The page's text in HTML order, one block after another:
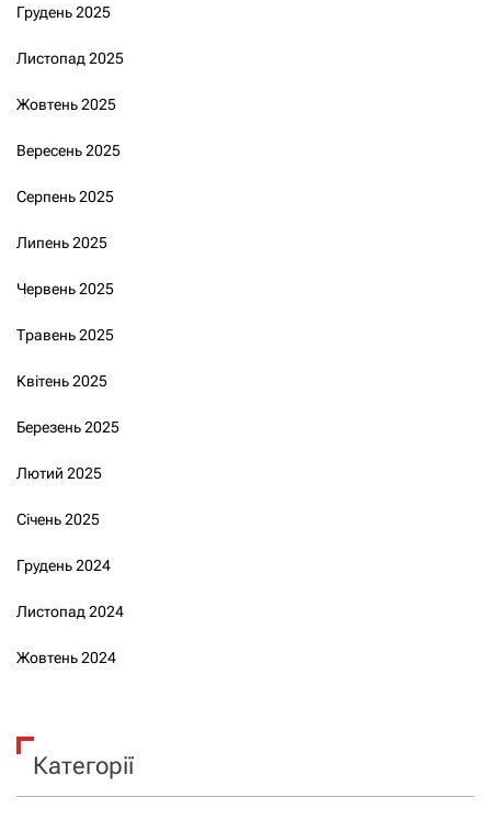
Грудень 2025
Листопад 2025
Жовтень 2025
Вересень 2025
Серпень 2025
Липень 2025
Червень 2025
Травень 2025
Квітень 2025
Березень 2025
Лютий 2025
Січень 2025
Грудень 2024
Листопад 2024
Жовтень 2024
Категорії